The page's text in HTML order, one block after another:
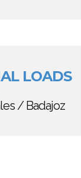
LOADS
/ Badajoz